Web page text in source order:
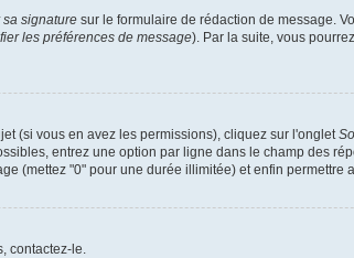
sa signature sur le formulaire de rédaction de message.
les préférences de message). Par la suite, vous
(si vous en avez les permissions), cliquez sur l'onglet
entrez une option par ligne dans le champ des
(mettez "0" pour une durée illimitée) et enfin permettre
contactez-le.